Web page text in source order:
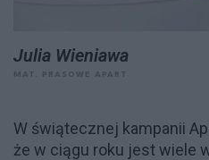
Julia Wieniawa
W świątecznej kampanii
że w ciągu roku jest wiele